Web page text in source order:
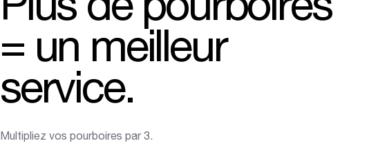
= un meilleur
service.
Multipliez vos pourboires par 3.